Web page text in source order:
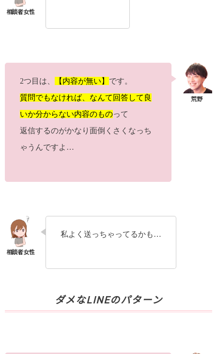
2つ目は、 【内容が無い】 です。
質問でもなければ、なんて回答して良
いか分からない内容のものって
返信するのがかなり面倒くさくなっち
ゃうんですよ…
私よく送っちゃってるかも…
ダメなLINEのパターン